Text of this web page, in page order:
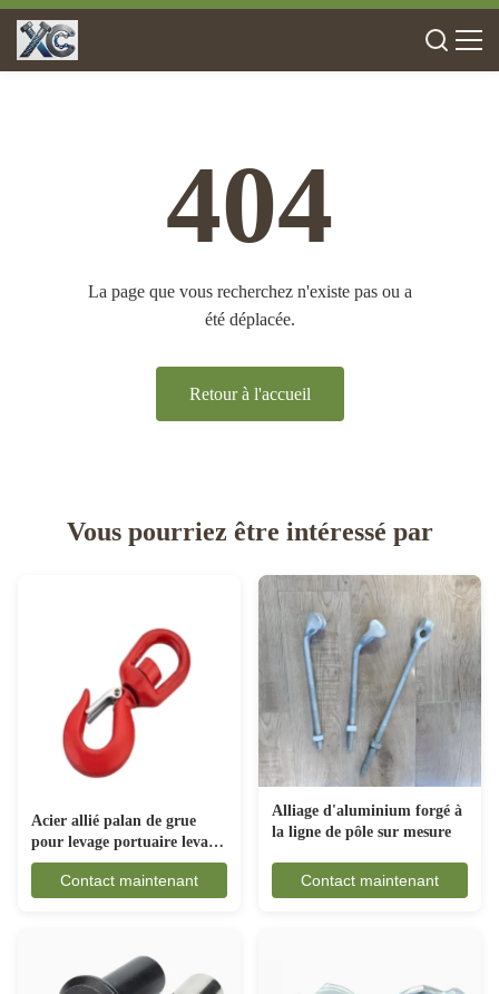
404
La page que vous recherchez n'existe pas ou a
été déplacée.
Retour à l'accueil
Vous pourriez être intéressé par
Acier allié palan de grue
pour levage portuaire levage
ingénierie construction œil
de poisson
Contact maintenant
Alliage d'aluminium forgé à
la ligne de pôle sur mesure
Contact maintenant